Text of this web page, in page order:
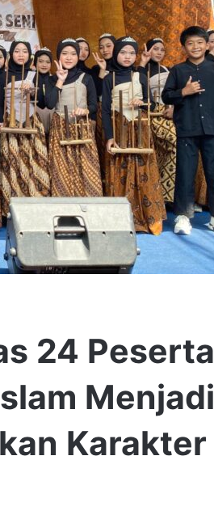
24 Peserta
Menjadi
Karakter